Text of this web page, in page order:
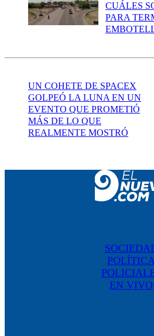
CUÁLES
PARA
UN COHETE DE SPACEX
GOLPEÓ LA LUNA EN UN
EVENTO QUE PROMETIÓ
MÁS DE LO QUE
REALMENTE MOSTRÓ
POLÍTICA
EN VIVO